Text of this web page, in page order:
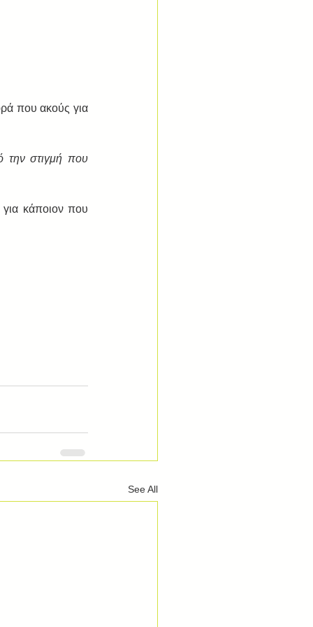
που ακούς για
την στιγμή που
για κάποιον που
See All